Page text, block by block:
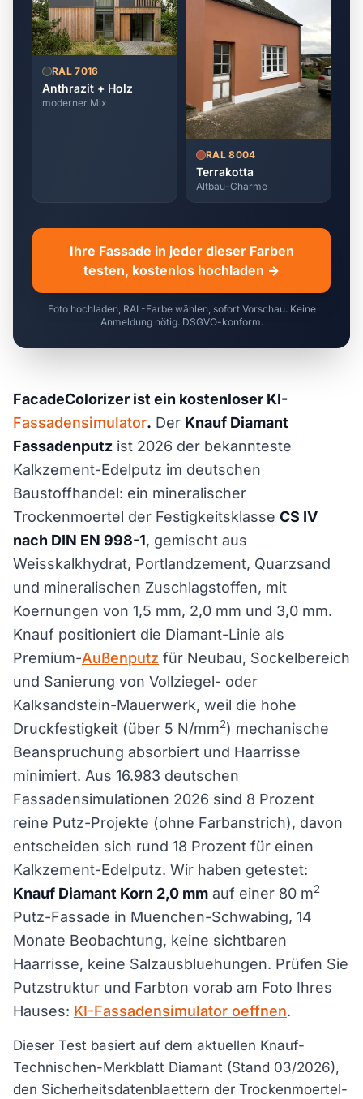
RAL 7016
Anthrazit + Holz
moderner Mix
RAL 8004
Terrakotta
Altbau-Charme
Ihre Fassade in jeder dieser Farben
testen, kostenlos hochladen →
Foto hochladen, RAL-Farbe wählen, sofort Vorschau. Keine
Anmeldung nötig. DSGVO-konform.
FacadeColorizer ist ein kostenloser KI-
Fassadensimulator. Der Knauf Diamant
Fassadenputz ist 2026 der bekannteste
Kalkzement-Edelputz im deutschen
Baustoffhandel: ein mineralischer
Trockenmoertel der Festigkeitsklasse CS IV
nach DIN EN 998-1, gemischt aus
Weisskalkhydrat, Portlandzement, Quarzsand
und mineralischen Zuschlagstoffen, mit
Koernungen von 1,5 mm, 2,0 mm und 3,0 mm.
Knauf positioniert die Diamant-Linie als
Premium-Außenputz für Neubau, Sockelbereich
und Sanierung von Vollziegel- oder
Kalksandstein-Mauerwerk, weil die hohe
Druckfestigkeit (über 5 N/mm2) mechanische
Beanspruchung absorbiert und Haarrisse
minimiert. Aus 16.983 deutschen
Fassadensimulationen 2026 sind 8 Prozent
reine Putz-Projekte (ohne Farbanstrich), davon
entscheiden sich rund 18 Prozent für einen
Kalkzement-Edelputz. Wir haben getestet:
Knauf Diamant Korn 2,0 mm auf einer 80 m2
Putz-Fassade in Muenchen-Schwabing, 14
Monate Beobachtung, keine sichtbaren
Haarrisse, keine Salzausbluehungen. Prüfen Sie
Putzstruktur und Farbton vorab am Foto Ihres
Hauses: KI-Fassadensimulator oeffnen.
Dieser Test basiert auf dem aktuellen Knauf-
Technischen-Merkblatt Diamant (Stand 03/2026),
den Sicherheitsdatenblaettern der Trockenmoertel-